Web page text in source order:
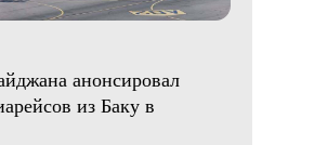
анонсировал
из Баку в